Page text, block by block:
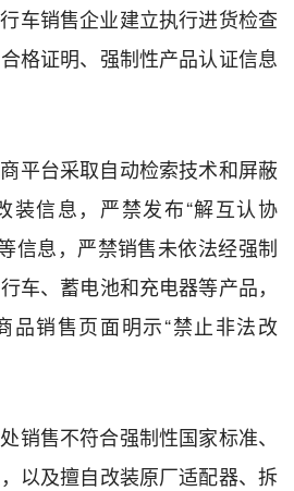
车销售企业建立执行进货检查
格证明、强制性产品认证信息
平台采取自动检索技术和屏蔽
装信息，严禁发布“解互认协
等信息，严禁销售未依法经强制
车、蓄电池和充电器等产品，
品销售页面明示“禁止非法改
销售不符合强制性国家标准、
以及擅自改装原厂适配器、拆